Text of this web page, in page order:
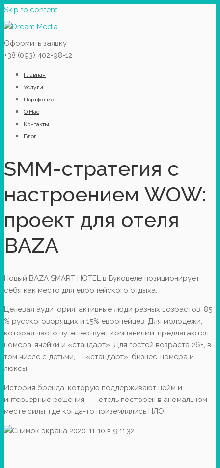
Skip to content
Оформить заявку
+38 (093) 402-98-12
Главная
Услуги
Портфолио
О Нас
Контакты
Блог
SMM-стратегия с
настроением WOW:
проект для отеля
BAZA
Новый BAZA SMART HOTEL в Буковеле позиционирует
себя как место для европейского отдыха.
Целевая аудитория: активные люди разных возрастов, 85
% русскоговорящих и 15% европейцев. Для молодежи,
которая часто путешествует компаниями, предлагаются
номера-ячейки и «стандарт». Для гостей возраста 26+, в
том числе с детьми, — «стандарт», бизнес-номера и
люксы.
История бренда, которую поддерживают нейм и
интерьерные решения, — отель построен в аномальном
месте силы, где когда-то приземлялись НЛО.